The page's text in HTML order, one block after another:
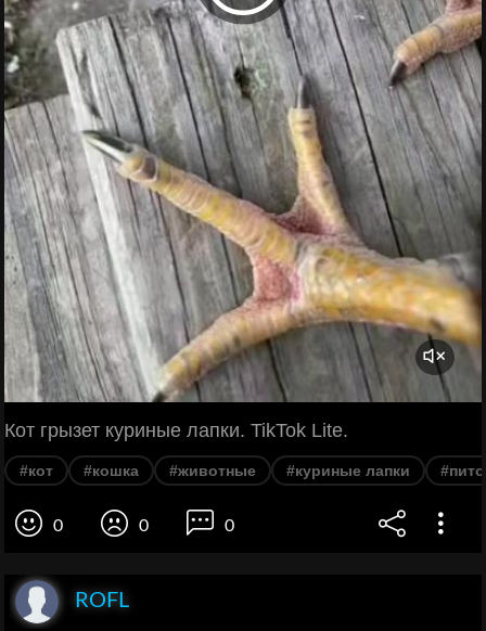
Кот грызет куриные лапки. TikTok Lite.
#кот #кошка #животные #куриные лапки
0 0 0
ROFL